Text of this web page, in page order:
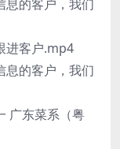
的客户，我们
进客户.mp4
息的客户，我们
广东菜系（粤